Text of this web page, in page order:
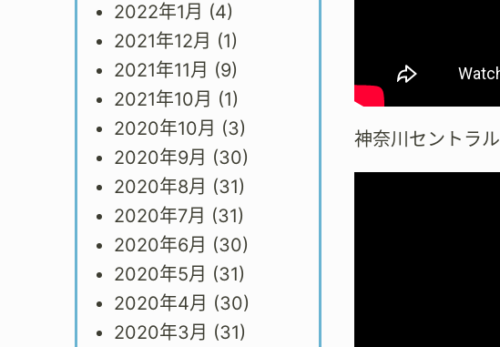
2022年1月 (4)
2021年12月 (1)
2021年11月 (9)
2021年10月 (1)
2020年10月 (3)
2020年9月 (30)
2020年8月 (31)
2020年7月 (31)
2020年6月 (30)
2020年5月 (31)
2020年4月 (30)
2020年3月 (31)
神奈川セントラル